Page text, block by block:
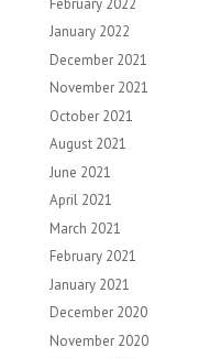
January 2022
December 2021
November 2021
October 2021
August 2021
June 2021
April 2021
March 2021
February 2021
January 2021
December 2020
November 2020